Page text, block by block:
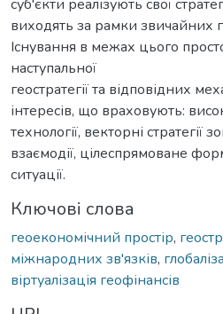
суб'єкти реалізують свої
виходять за рамки звичайних
Існування в межах цього
наступальної
геостратегії та відповідних
інтересів, що враховують:
технології, векторні стратегії
взаємодії, цілеспрямоване
ситуації.
Ключові слова
геоекономічний простір,
міжнародних зв'язків,
віртуалізація геофінансів